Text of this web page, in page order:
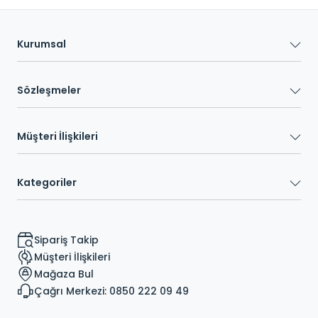
Kurumsal
Sözleşmeler
Müşteri İlişkileri
Kategoriler
Sipariş Takip
Müşteri İlişkileri
Mağaza Bul
Çağrı Merkezi: 0850 222 09 49